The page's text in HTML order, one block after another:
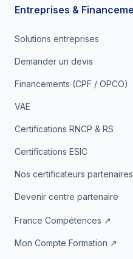
Entreprises &
Solutions entreprises
Demander un devis
Financements (CPF / OPCO)
VAE
Certifications RNCP & RS
Certifications ESIC
Nos certificateurs partenaires
Devenir centre partenaire
France Compétences ↗
Mon Compte Formation ↗